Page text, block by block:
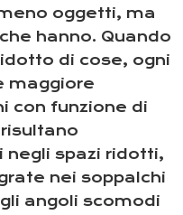
oggetti, ma
hanno. Quando
di cose, ogni
maggiore
con funzione di
spazi ridotti,
nei soppalchi
angoli scomodi